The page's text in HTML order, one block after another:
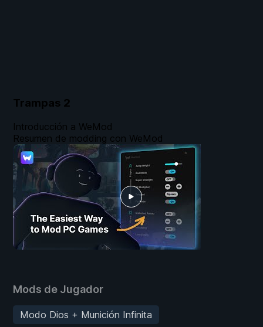
Trampas 2
Mods de Jugador
Modo Dios + Munición Infinita
Introducción a WeMod
Resumen de modding con WeMod